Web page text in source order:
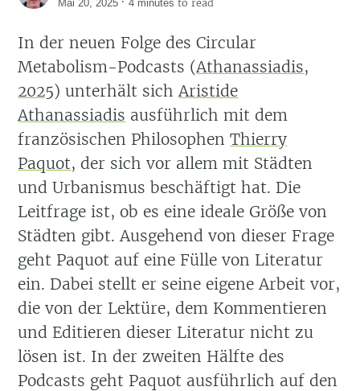
Mai 20, 2025 4 minutes
In der neuen Folge des Circular
Metabolism-Podcasts (Athanassiadis,
2025) unterhält sich Aristide
Athanassiadis ausführlich mit dem
französischen PhilosophenThierry
Paquot, der sich vor allem mit Städten
und Urbanismus beschäftigt hat. Die
Leitfrage ist, ob es eine ideale Größe von
Städten gibt. Ausgehend von dieser Frage
geht Paquot auf eine Fülle von Literatur
ein. Dabei stellt er seine eigene Arbeit vor,
die von der Lektüre, dem Kommentieren
und Editieren dieser Literatur nicht zu
lösen ist. In der zweiten Hälfte des
Podcasts geht Paquot ausführlich auf den